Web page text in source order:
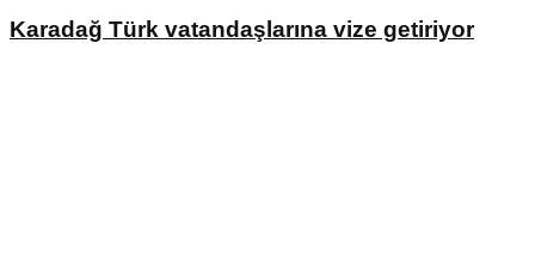
Karadağ Türk vatandaşlarına vize getiriyor